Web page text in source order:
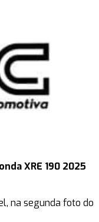
XRE 190 2025
na segunda foto do